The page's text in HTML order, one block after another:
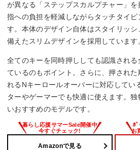
が異なる「ステップスカルプチャー」を
指への負担を軽減しながらタッチタイ
す。本体のデザイン自体はスタイリッ
備えたスリムデザインを採用しています
全てのキーを同時押ししても認識され
ているのもポイント。さらに、押され
れるNキーロールオーバーに対応してい
ターやゲーマーでも快適に使えます。
いおすすめのモデルです。
Amazonで見る